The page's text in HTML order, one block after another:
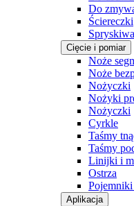
Do
Ściereczki
Cięcie i pomiar
Noże
Noże
Nożyczki
Nożyki
Nożyczki
Cyrkle
Taśmy
Taśmy
Linijki i
Ostrza
Pojemniki
Aplikacja